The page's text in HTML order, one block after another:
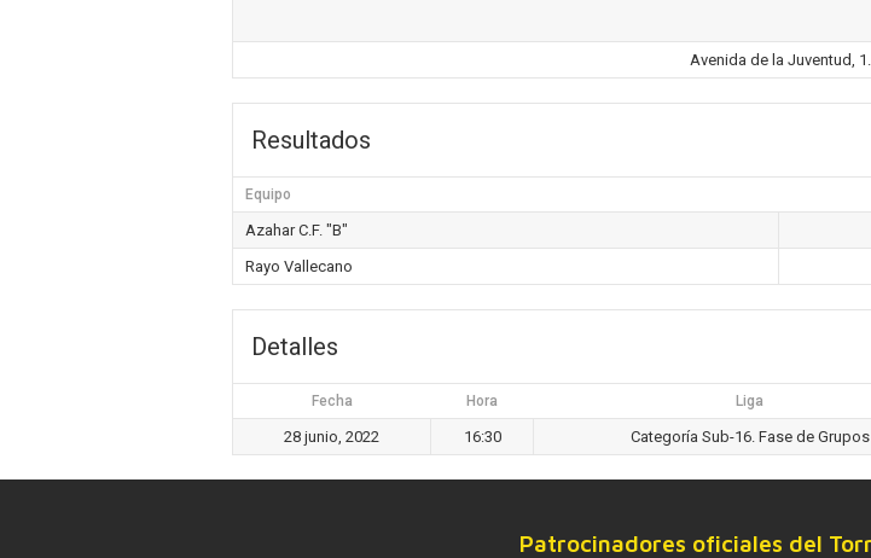
Avenida de la Juventud,
Resultados
Equipo
Azahar C.F. "B"
Rayo Vallecano
Detalles
Fecha Hora Liga
28 junio, 2022 16:30 Categoría Sub-16. Fase de Grupos
Patrocinadores oficiales del